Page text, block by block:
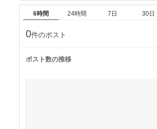
6時間 24時間 7日 30日
0件のポスト
ポスト数の推移